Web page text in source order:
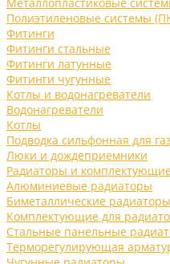
Полиэтиленовые системы
Фитинги
Фитинги стальные
Фитинги латунные
Фитинги чугунные
Котлы и водонагреватели
Водонагреватели
Котлы
Подводка сильфонная для
Люки и дождеприемники
Радиаторы и
Алюминиевые радиаторы
Биметаллические радиаторы
Комплектующие для
Стальные панельные
Терморегулирующая